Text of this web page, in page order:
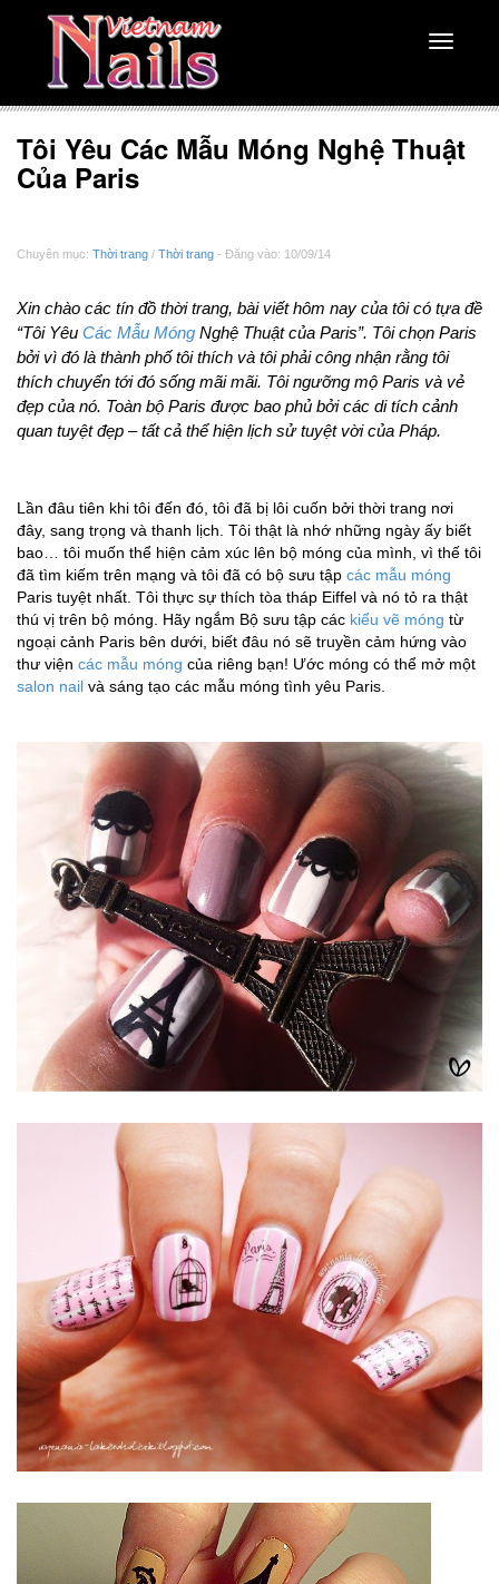
Toggle
Tôi Yêu Các Mẫu Móng Nghệ Thuật
Của Paris
Chuyên mục: Thời trang / Thời trang - Đăng vào: 10/09/14
Xin chào các tín đồ thời trang, bài viết hôm nay của tôi có tựa đề
“Tôi Yêu Các Mẫu Móng Nghệ Thuật của Paris”. Tôi chọn Paris
bởi vì đó là thành phố tôi thích và tôi phải công nhận rằng tôi
thích chuyển tới đó sống mãi mãi. Tôi ngưỡng mộ Paris và vẻ
đẹp của nó. Toàn bộ Paris được bao phủ bởi các di tích cảnh
quan tuyệt đẹp – tất cả thể hiện lịch sử tuyệt vời của Pháp.
Lần đâu tiên khi tôi đến đó, tôi đã bị lôi cuốn bởi thời trang nơi
đây, sang trọng và thanh lịch. Tôi thật là nhớ những ngày ấy biết
bao… tôi muốn thể hiện cảm xúc lên bộ móng của mình, vì thế tôi
đã tìm kiếm trên mạng và tôi đã có bộ sưu tập các mẫu móng
Paris tuyệt nhất. Tôi thực sự thích tòa tháp Eiffel và nó tỏ ra thật
thú vị trên bộ móng. Hãy ngắm Bộ sưu tập các kiểu vẽ móng từ
ngoại cảnh Paris bên dưới, biết đâu nó sẽ truyền cảm hứng vào
thư viện các mẫu móng của riêng bạn! Ước móng có thể mở một
salon nail và sáng tạo các mẫu móng tình yêu Paris.